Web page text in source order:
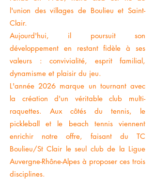
l'union des villages de Boulieu et Saint-
Clair.
Aujourd'hui, il poursuit son
développement en restant fidèle à ses
valeurs : convivialité, esprit familial,
dynamisme et plaisir du jeu.
L'année 2026 marque un tournant avec
la création d'un véritable club multi-
raquettes. Aux côtés du tennis, le
pickleball et le beach tennis viennent
enrichir notre offre, faisant du TC
Boulieu/St Clair le seul club de la Ligue
Auvergne-Rhône-Alpes à proposer ces trois
disciplines.